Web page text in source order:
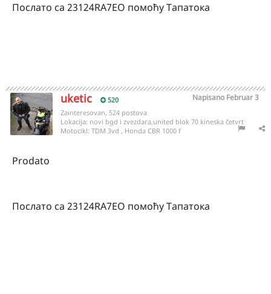
Послато са 23124RA7EO помоћу Тапатока
uketic 520 Napisano Februar 3
Zainteresovan, 524 postova
Lokacija: novi bgd i zvezdara,united blok 70 kineska četvrt
Motocikl: TDM 3vd , Honda CBR 1000 f
Prodato
Послато са 23124RA7EO помоћу Тапатока